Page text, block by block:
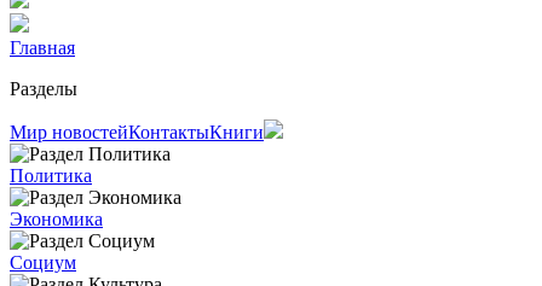
Главная
Разделы
Мир новостейКонтактыКниги
Политика
Экономика
Социум